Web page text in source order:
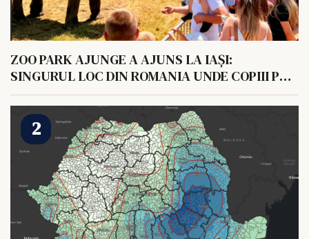
ZOO PARK AJUNGE A AJUNS LA IAȘI:
SINGURUL LOC DIN ROMANIA UNDE COPIII POT
HRANI UN ELEFANT